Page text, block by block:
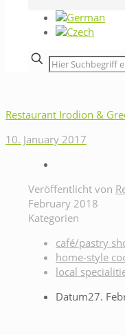
Restaurant Irodion &
10. January 2017
Veröffentlicht von
February 2018
Kategorien
café/pastry
home-style
local
Datum27.